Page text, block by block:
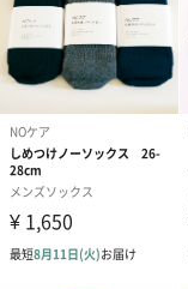
配送用のダンボール
送りする際に人気の
合は、紙袋との併用